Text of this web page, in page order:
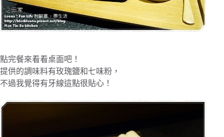
點完餐來看看桌面吧！
提供的調味料有玫瑰鹽和七味粉，
不過我覺得有牙線這點很貼心！